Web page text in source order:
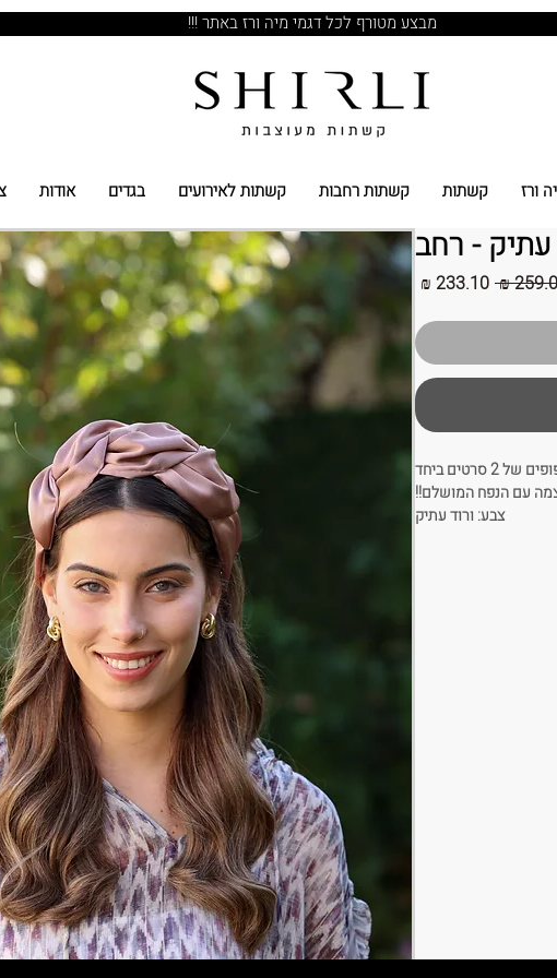
מבצע מטורף לכל דגמי מיה ורז באתר !!!
ורז קשתות קשתות רחבות קשתות לאירועים בגדים אודות
עתיק - רחב
מחיר
מחיר
מבצע
סרטים ביחד
עם הנפח המושלם!!
צבע: ורוד עתיק